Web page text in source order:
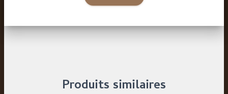
Produits similaires